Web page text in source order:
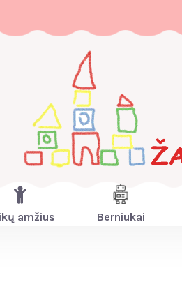
amžius Berniukai